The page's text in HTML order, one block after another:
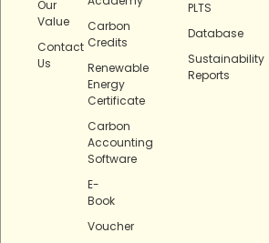
Our
Value
Contact
Us
Carbon
Credits
Renewable
Energy
Certificate
Carbon
Accounting
Software
E-
Book
Voucher
PLTS
Database
Sustainability
Reports